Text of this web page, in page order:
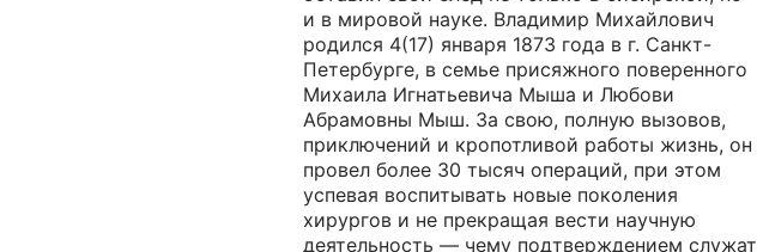
и в мировой науке. Владимир Михайлович
родился 4(17) января 1873 года в г. Санкт-
Петербурге, в семье присяжного поверенного
Михаила Игнатьевича Мыша и Любови
Абрамовны Мыш. За свою, полную вызовов,
приключений и кропотливой работы жизнь, он
провел более 30 тысяч операций, при этом
успевая воспитывать новые поколения
хирургов и не прекращая вести научную
деятельность — чему подтверждением служат